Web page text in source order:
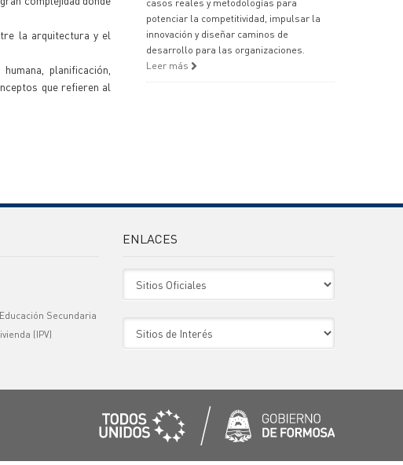
la arquitectura y el
planificación,
que refieren al
casos reales y metodologías para
potenciar la competitividad, impulsar la
innovación y diseñar caminos de
desarrollo para las organizaciones.
Leer más
Secundaria
(IPV)
ENLACES